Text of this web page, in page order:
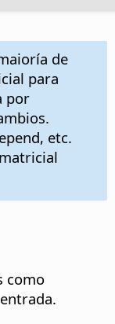
de
para
por
etc.
como